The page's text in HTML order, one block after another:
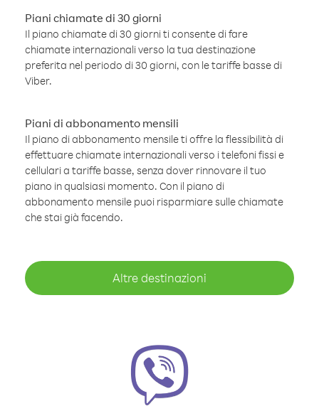
Piani chiamate di 30 giorni
Il piano chiamate di 30 giorni ti consente di fare
chiamate internazionali verso la tua destinazione
preferita nel periodo di 30 giorni, con le tariffe basse di
Viber.
Piani di abbonamento mensili
Il piano di abbonamento mensile ti offre la flessibilità di
effettuare chiamate internazionali verso i telefoni fissi e
cellulari a tariffe basse, senza dover rinnovare il tuo
piano in qualsiasi momento. Con il piano di
abbonamento mensile puoi risparmiare sulle chiamate
che stai già facendo.
Altre destinazioni